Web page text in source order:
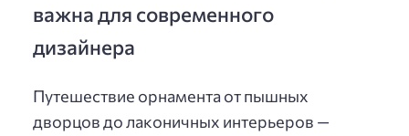
важна для современного
дизайнера
Путешествие орнамента от пышных
дворцов до лаконичных интерьеров —